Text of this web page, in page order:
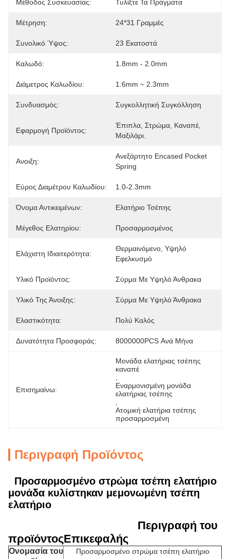
Μέθοδος Συσκευασίας: Τυλίξτε Τα Πράγματα
Μέτρηση: 24*31 Γραμμές
Συνολικό Ύψος: 23 Εκατοστά
Καλωδό: 1.8mm - 2.0mm
Διάμετρος Καλωδίου: 1.6mm ~ 2.3mm
Συνδυασμός: Συγκολλητική Συγκόλληση
Εφαρμογή Προϊόντος:
Έπιπλα, Στρώμα, Καναπέ,
Μαξιλάρι.
Ανοιξη:
Ανεξάρτητο Encased Pocket
Spring
Εύρος Διαμέτρου Καλωδίου: 1.0-2.3mm
Όνομα Αντικειμένων: Ελατήριο Τσέπης
Μέγεθος Ελατηρίου: Προσαρμοσμένος
Ελάχιστη Ιδιαιτερότητα:
Θερμαινόμενο, Υψηλό
Εφελκυσμό
Υλικό Προϊόντος: Σύρμα Με Υψηλό Άνθρακα
Υλικό Της Άνοιξης: Σύρμα Με Υψηλό Άνθρακα
Ελαστικότητα: Πολύ Καλός
Δυνατότητα Προσφοράς: 8000000PCS Ανά Μήνα
Επισημαίνω:
Μονάδα ελατήριας τσέπης
καναπέ
Εναρμονισμένη μονάδα
ελατήριας τσέπης
Ατομική ελατήρια τσέπης
προσαρμοσμένη
Περιγραφή Προϊόντος
Προσαρμοσμένο στρώμα τσέπη ελατήριο
μονάδα κυλίστηκαν μεμονωμένη τσέπη
ελατήριο
Περιγραφή του
προϊόντοςΕπικεφαλής
Ονομασία του
Προσαρμοσμένο στρώμα τσέπη ελατήριο